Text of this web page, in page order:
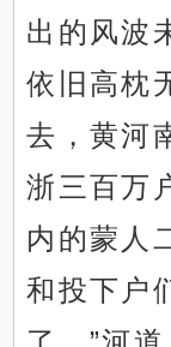
出的风波
依旧高枕
去，黄河
浙三百万
内的蒙人
和投下户